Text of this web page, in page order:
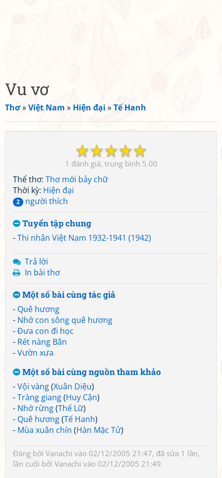
Vu vơ
Thơ»Việt Nam » Hiện đại »Tế Hanh
☆
☆
☆
☆
☆
1 5.00
Thể thơ: Thơ mới bảy chữ
Thời kỳ: Hiện đại
2 người thích
Tuyển tập chung
-Thi nhân Việt Nam 1932-1941 (1942)
Trả lời
In bài thơ
Một số bài cùng tác giả
- Quê hương
- Nhớ con sông quê hương
-Đưa con đi học
- Rét nàng Bân
-Vườn xưa
Một số bài cùng nguồn tham khảo
-Vội vàng(Xuân Diệu)
-Tràng giang(Huy Cận)
- Nhớ rừng(Thế Lữ)
- Quê hương(Tế Hanh)
- Mùa xuân chín (Hàn Mặc Tử)
Đăng bởi Vanachi vào 02/12/2005 21:47, đã sửa 1 lần,
lần cuối bởi Vanachi vào 02/12/2005 21:49